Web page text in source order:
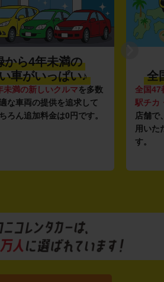
多数
て
す。
利便性抜群★
全国約1,500店舗
全国47都道府県に1,500店舗
駅チカ・空港周辺
の店舗や24
店舗で、いつでもどこでも気
用いただける利便性にこだわ